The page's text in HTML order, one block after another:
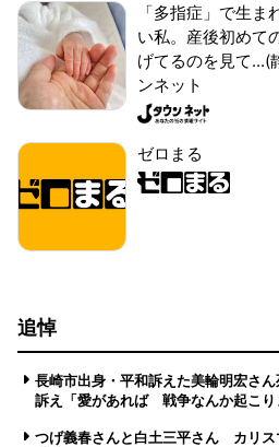
「多指症」で生
い私。産後初めて
げてるのを見て...(
ンネット
ゼロまる
追悼
長崎市出身・平和訴えた美輪明宏さ
訴え「愛があれば 戦争なんか起こり
つげ義春さんと白土三平さん カリス